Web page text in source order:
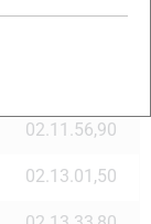
02.11.56,90
02.13.01,50